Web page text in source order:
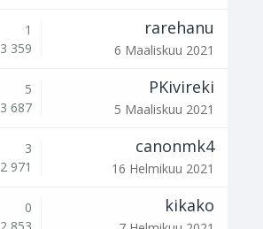
1
3 359
rarehanu
6 Maaliskuu 2021
5
3 687
PKivireki
5 Maaliskuu 2021
3
2 971
canonmk4
16 Helmikuu 2021
0
kikako